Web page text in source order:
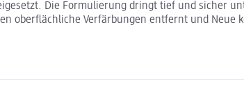
Die Formulierung dringt tief und sicher
oberflächliche Verfärbungen entfernt und